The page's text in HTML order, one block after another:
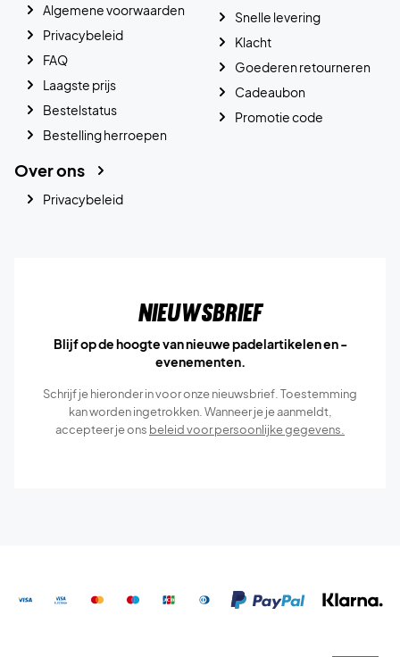
Algemene voorwaarden
Privacybeleid
FAQ
Laagste prijs
Bestelstatus
Bestelling herroepen
Snelle levering
Klacht
Goederen retourneren
Cadeaubon
Promotie code
Over ons
Privacybeleid
Nieuwsbrief
Blijf op de hoogte van nieuwe padelartikelen en -
evenementen.
Schrijf je hieronder in voor onze nieuwsbrief. Toestemming
kan worden ingetrokken. Wanneer je je aanmeldt,
accepteer je ons beleid voor persoonlijke gegevens.